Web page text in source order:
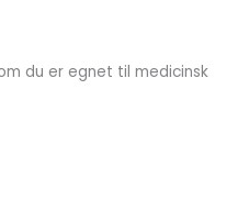
du er egnet til medicinsk